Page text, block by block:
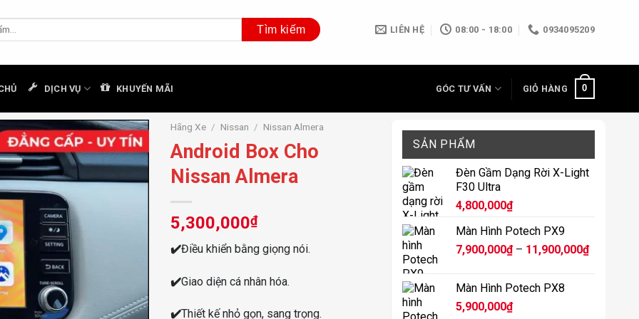
LIÊN HỆ 08:00 - 18:00 0934095209
DỊCH VỤ KHUYẾN MÃI GÓC TƯ VẤN GIỎ HÀNG 0
Hãng Xe / Nissan / Nissan Almera
Android Box Cho
Nissan Almera
5,300,000₫
✔️Điều khiển bằng giọng nói.
✔️Giao diện cá nhân hóa.
✔️Thiết kế nhỏ gọn, sang trọng.
SẢN PHẨM
Đèn Gầm Dạng Rời X-Light
F30 Ultra
4,800,000₫
Màn Hình Potech PX9
7,900,000₫ – 11,900,000₫Khoảng
Màn Hình Potech PX8
5,900,000₫